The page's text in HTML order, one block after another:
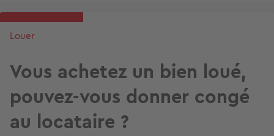
Louer
Vous achetez un bien loué,
pouvez-vous donner congé
au locataire ?